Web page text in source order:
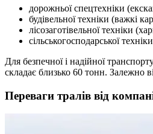
дорожньої спецтехніки
будівельної техніки (важкі
лісозаготівельної техніки
сільськогосподарської
Для безпечної і надійної
складає близько 60 тонн. Залежно
Переваги тралів від